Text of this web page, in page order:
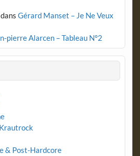
dans Gérard Manset – Je Ne Veux
pierre Alarcen – Tableau N°2
& Post-Hardcore